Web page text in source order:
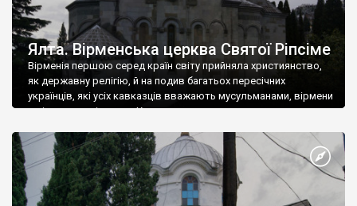
Ялта. Вірменська церква Святої Ріпсіме
Вірменія першою серед країн світу прийняла християнство,
як державну релігію, й на подив багатьох пересічних
українців, які усіх кавказців вважають мусульманами, вірмени
є відданими вірянами Христа